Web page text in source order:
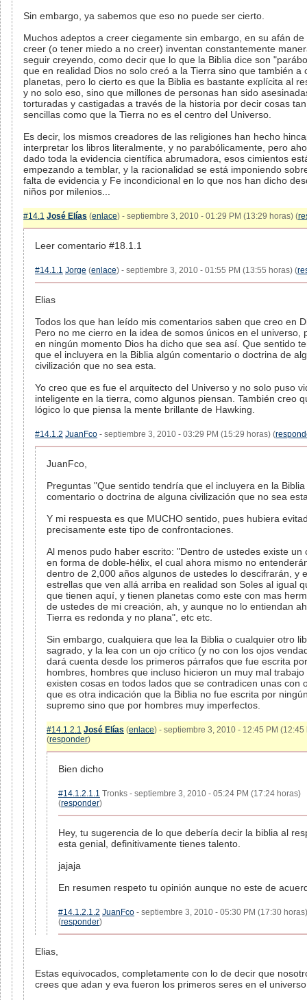
Sin embargo, ya sabemos que eso no puede ser cierto.
Muchos adeptos a creer ciegamente sin embargo, en su afán de
creer (o tener miedo a no creer) inventan constantemente
seguir creyendo, como decir que lo que la Biblia dice son
que en realidad Dios no solo creó a la Tierra sino que también a
planetas, pero lo cierto es que la Biblia es bastante explícita al
y no solo eso, sino que millones de personas han sido
torturadas y castigadas a través de la historia por decir cosas tan
sencillas como que la Tierra no es el centro del Universo.
Es decir, los mismos creadores de las religiones han hecho
interpretar los libros literalmente, y no parabólicamente, pero
dado toda la evidencia científica abrumadora, esos cimientos
empezando a temblar, y la racionalidad se está imponiendo
falta de evidencia y Fe incondicional en lo que nos han dicho
niños por milenios...
#14.1 José Elías (enlace) - septiembre 3, 2010 - 01:29 PM (13:29 horas) (
Leer comentario #18.1.1
#14.1.1 Jorge (enlace) - septiembre 3, 2010 - 01:55 PM (13:55 horas) (
Elias
Todos los que han leído mis comentarios saben que creo en
Pero no me cierro en la idea de somos únicos en el universo,
en ningún momento Dios ha dicho que sea así. Que sentido
que el incluyera en la Biblia algún comentario o doctrina de
civilización que no sea esta.
Yo creo que es fue el arquitecto del Universo y no solo puso
inteligente en la tierra, como algunos piensan. También creo
lógico lo que piensa la mente brillante de Hawking.
#14.1.2 JuanFco - septiembre 3, 2010 - 03:29 PM (15:29 horas) (
JuanFco,
Preguntas "Que sentido tendría que el incluyera en la
comentario o doctrina de alguna civilización que no sea
Y mi respuesta es que MUCHO sentido, pues hubiera
precisamente este tipo de confrontaciones.
Al menos pudo haber escrito: "Dentro de ustedes existe un
en forma de doble-hélix, el cual ahora mismo no
dentro de 2,000 años algunos de ustedes lo descifrarán, y
estrellas que ven allá arriba en realidad son Soles al igual
que tienen aquí, y tienen planetas como este con mas
de ustedes de mi creación, ah, y aunque no lo entiendan
Tierra es redonda y no plana", etc etc.
Sin embargo, cualquiera que lea la Biblia o cualquier otro
sagrado, y la lea con un ojo crítico (y no con los ojos
dará cuenta desde los primeros párrafos que fue escrita por
hombres, hombres que incluso hicieron un muy mal trabajo
existen cosas en todos lados que se contradicen unas con
que es otra indicación que la Biblia no fue escrita por
supremo sino que por hombres muy imperfectos.
#14.1.2.1 José Elías (enlace) - septiembre 3, 2010 - 12:45 PM (12:45
(responder)
Bien dicho
#14.1.2.1.1 Tronks - septiembre 3, 2010 - 05:24 PM (17:24 horas)
(responder)
Hey, tu sugerencia de lo que debería decir la biblia al
esta genial, definitivamente tienes talento.
jajaja
En resumen respeto tu opinión aunque no este de
#14.1.2.1.2 JuanFco - septiembre 3, 2010 - 05:30 PM (17:30 horas)
(responder)
Elias,
Estas equivocados, completamente con lo de decir que
crees que adan y eva fueron los primeros seres en el